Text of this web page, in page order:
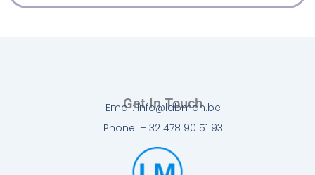
Get In Touch
Email: info@labman.be
Phone: + 32 478 90 51 93